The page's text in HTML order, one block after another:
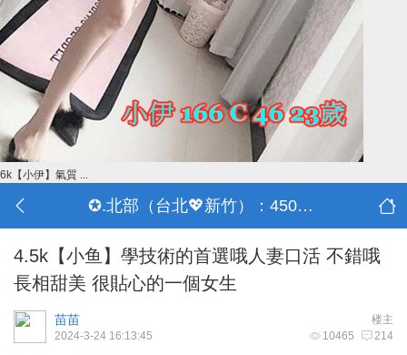
6k【小伊】氣質 ...
✪.北部（台北💖新竹）：4500-50000
4.5k【小鱼】學技術的首選哦人妻口活 不錯哦
長相甜美 很貼心的一個女生
楼主
苗苗
10465 214
2024-3-24 16:13:45